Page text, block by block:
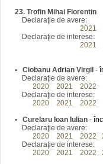
23. Trofin Mihai Florentin
Declaraţie de avere:
2021
Declaraţie de interese:
2021
• Ciobanu Adrian Virgil -
Declaraţie de avere:
2020
2021
2022
Declaraţie de interese:
2020
2021
2022
•
Curelaru Ioan Iulian -
Declaraţie de avere:
2020
2021 2022
Declaraţie de interese:
2020
2021 2022